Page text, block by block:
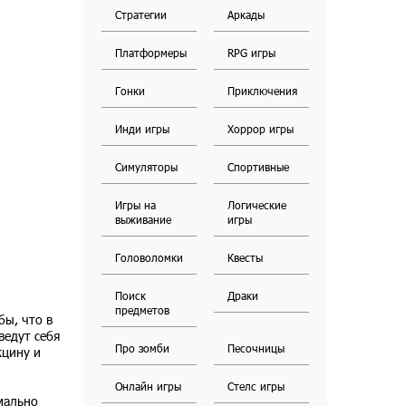
что в
себя
и
Стратегии Аркады
Платформеры RPG игры
Гонки Приключения
Инди игры Хоррор игры
Симуляторы Спортивные
Игры на
выживание
Логические
игры
Головоломки Квесты
Поиск
предметов
Драки
Про зомби Песочницы
Онлайн игры Стелс игры